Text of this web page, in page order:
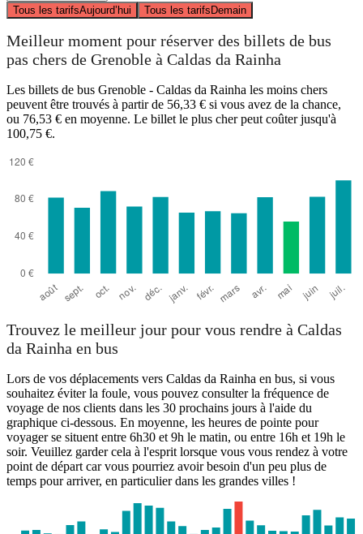
Tous les tarifsAujourd’hui Tous les tarifsDemain
Meilleur moment pour réserver des billets de bus
pas chers de Grenoble à Caldas da Rainha
Les billets de bus Grenoble - Caldas da Rainha les moins chers
peuvent être trouvés à partir de 56,33 € si vous avez de la chance,
ou 76,53 € en moyenne. Le billet le plus cher peut coûter jusqu'à
100,75 €.
Trouvez le meilleur jour pour vous rendre à Caldas
da Rainha en bus
Lors de vos déplacements vers Caldas da Rainha en bus, si vous
souhaitez éviter la foule, vous pouvez consulter la fréquence de
voyage de nos clients dans les 30 prochains jours à l'aide du
graphique ci-dessous. En moyenne, les heures de pointe pour
voyager se situent entre 6h30 et 9h le matin, ou entre 16h et 19h le
soir. Veuillez garder cela à l'esprit lorsque vous vous rendez à votre
point de départ car vous pourriez avoir besoin d'un peu plus de
temps pour arriver, en particulier dans les grandes villes !